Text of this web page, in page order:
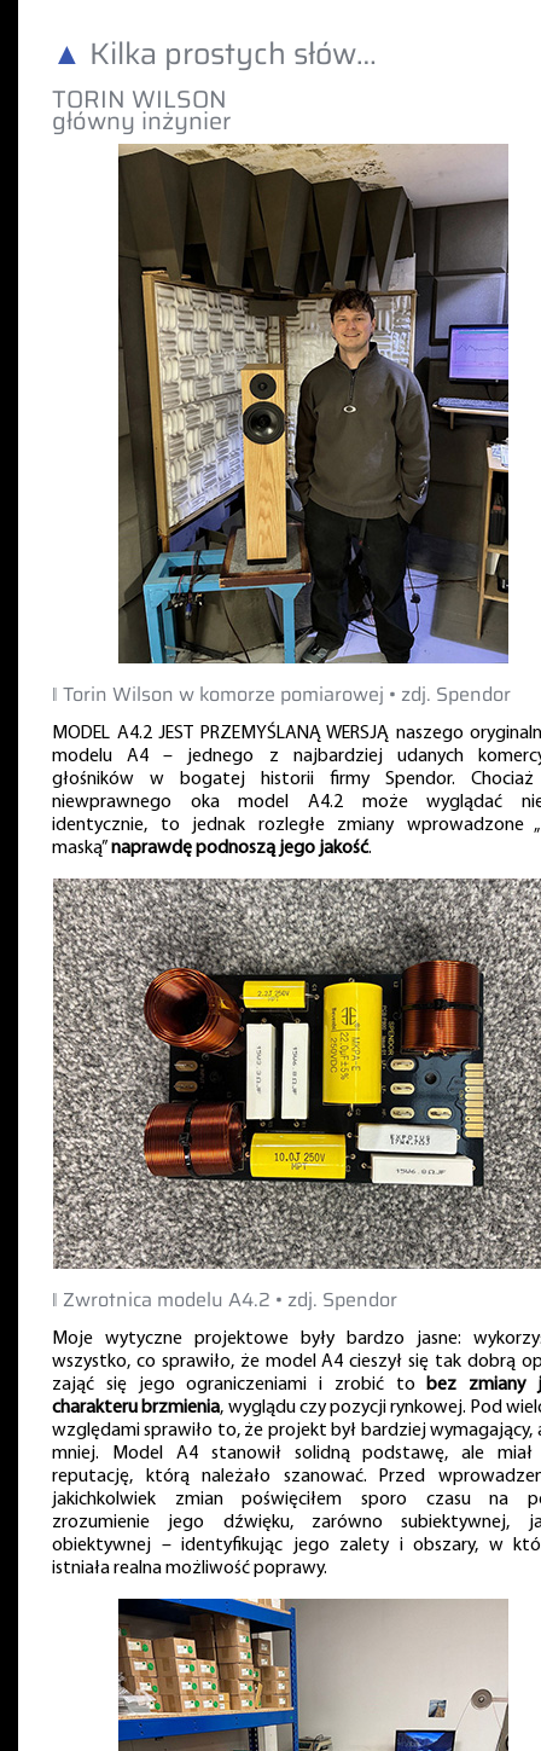
▲ Kilka prostych słów…
TORIN WILSON
główny inżynier
‖ Torin Wilson w komorze pomiarowej • zdj. Spendor
MODEL A4.2 JEST PRZEMYŚLANĄ WERSJĄ naszego
modelu A4 – jednego z najbardziej udanych
głośników w bogatej historii firmy Spendor.
niewprawnego oka model A4.2 może wyglądać
identycznie, to jednak rozległe zmiany wprowadzone
maską”naprawdę podnoszą jego jakość.
‖ Zwrotnica modelu A4.2 • zdj. Spendor
Moje wytyczne projektowe były bardzo jasne:
wszystko, co sprawiło, że model A4 cieszył się tak dobrą
zająć się jego ograniczeniami i zrobić tobez zmiany
charakteru brzmienia, wyglądu czy pozycji rynkowej. Pod
względami sprawiło to, że projekt był bardziej wymagający,
mniej. Model A4 stanowił solidną podstawę, ale
reputację, którą należało szanować. Przed
jakichkolwiek zmian poświęciłem sporo czasu na
zrozumienie jego dźwięku, zarówno subiektywnej,
obiektywnej – identyfikując jego zalety i obszary, w
istniała realna możliwość poprawy.